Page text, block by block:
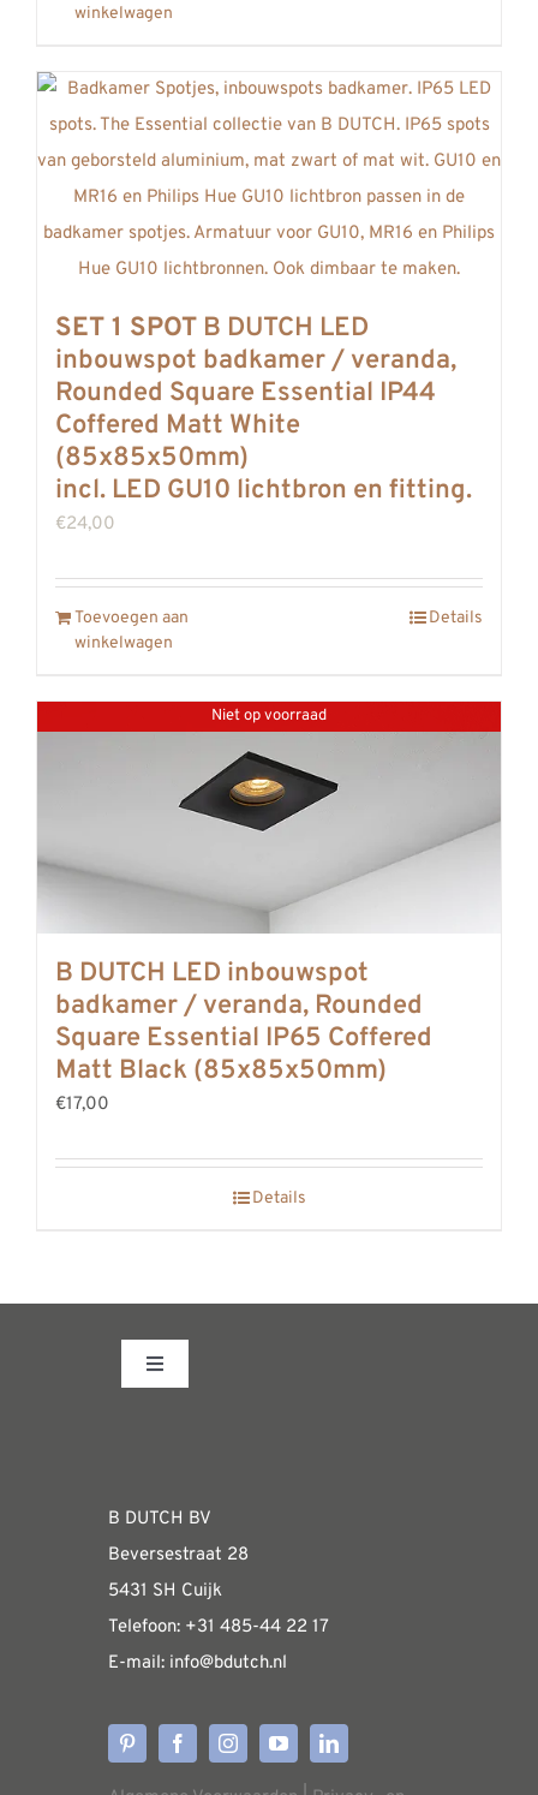
winkelwagen
SET 1 SPOT B DUTCH LED
inbouwspot badkamer / veranda,
Rounded Square Essential IP44
Coffered Matt White
(85x85x50mm)
incl. LED GU10 lichtbron en fitting.
€24,00
Toevoegen aan
winkelwagen
Details
Niet op voorraad
B DUTCH LED inbouwspot
badkamer / veranda, Rounded
Square Essential IP65 Coffered
Matt Black (85x85x50mm)
€17,00
Details
Toggle
WEBSHOP
Algemene informatie &
Verzendkosten
Levertijden
B DUTCH BV
Beversestraat 28
5431 SH Cuijk
Telefoon: +31 485-44 22 17
E-mail: info@bdutch.nl